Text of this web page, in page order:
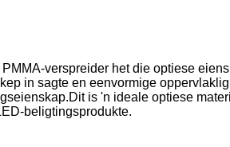
verspreider het die optiese
in sagte en eenvormige
is 'n ideale optiese
beligtingsprodukte.